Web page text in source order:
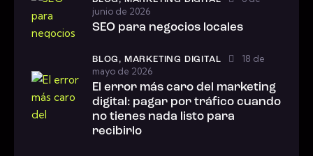
junio de 2026
SEO para negocios locales
BLOG, MARKETING DIGITAL
18 de
mayo de 2026
El error más caro del marketing
digital: pagar por tráfico cuando
no tienes nada listo para
recibirlo